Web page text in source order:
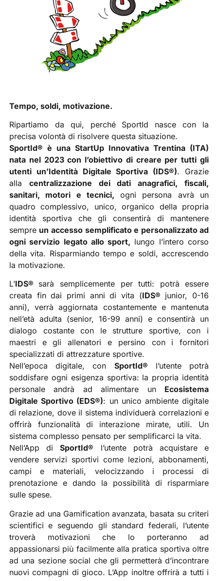
Tempo, soldi, motivazione.
Ripartiamo da qui, perché SportId nasce con la
precisa volontà di risolvere questa situazione.
SportId® è una StartUp Innovativa Trentina (ITA)
nata nel 2023 con l’obiettivo di creare per tutti gli
utenti un’Identità Digitale Sportiva (IDS®). Grazie
alla centralizzazione dei dati anagrafici, fiscali,
sanitari, motori e tecnici, ogni persona avrà un
quadro complessivo, unico, organico della propria
identità sportiva che gli consentirà di mantenere
sempre un accesso semplificato e personalizzato ad
ogni servizio legato allo sport, lungo l’intero corso
della vita. Risparmiando tempo e soldi, accrescendo
la motivazione.
L’IDS® sarà semplicemente per tutti: potrà essere
creata fin dai primi anni di vita (IDS® junior, 0-16
anni), verrà aggiornata costantemente e mantenuta
nell’età adulta (senior, 16-99 anni) e consentirà un
dialogo costante con le strutture sportive, con i
maestri e gli allenatori e persino con i fornitori
specializzati di attrezzature sportive.
Nell’epoca digitale, con SportId® l’utente potrà
soddisfare ogni esigenza sportiva: la propria identità
personale andrà ad alimentare un Ecosistema
Digitale Sportivo (EDS®): un unico ambiente digitale
di relazione, dove il sistema individuerà correlazioni e
offrirà funzionalità di interazione mirate, utili. Un
sistema complesso pensato per semplificarci la vita.
Nell’App diSportId® l’utente potrà acquistare e
vendere servizi sportivi come lezioni, abbonamenti,
campi e materiali, velocizzando i processi di
prenotazione e dando la possibilità di risparmiare
sulle spese.
Grazie ad una Gamification avanzata, basata su criteri
scientifici e seguendo gli standard federali, l’utente
troverà motivazioni che lo porteranno ad
appassionarsi più facilmente alla pratica sportiva oltre
ad una sezione social che gli permetterà d’incontrare
nuovi compagni di gioco. L’App inoltre offrirà a tutti i